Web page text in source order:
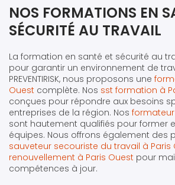
NOS FORMATIONS EN
SÉCURITÉ AU TRAVAIL
La formation en santé et sécurité au
pour garantir un environnement de
PREVENTIRISK, nous proposons une
Ouest complète. Nos sst formation à
conçues pour répondre aux besoins
entreprises de la région. Nos
sont hautement qualifiés pour former
équipes. Nous offrons également des
sauveteur secouriste du travail à Paris
renouvellement à Paris Ouest pour
compétences à jour.